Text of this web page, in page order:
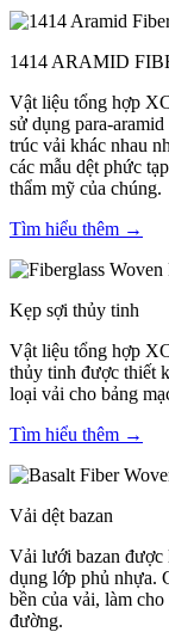
1414 ARAMID
Vật liệu tổng hợp
sử dụng para-
trúc vải khác nhau
các mẫu dệt phức
thẩm mỹ của chúng.
Tìm hiểu thêm →
Kẹp sợi thủy tinh
Vật liệu tổng hợp
thủy tinh được thiết
loại vải cho bảng
Tìm hiểu thêm →
Vải dệt bazan
Vải lưới bazan được
dụng lớp phủ nhựa.
bền của vải, làm
đường.